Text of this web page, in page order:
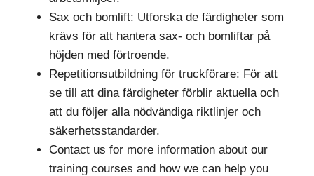
Sax och bomlift: Utforska de färdigheter som
krävs för att hantera sax- och bomliftar på
höjden med förtroende.
Repetitionsutbildning för truckförare: För att
se till att dina färdigheter förblir aktuella och
att du följer alla nödvändiga riktlinjer och
säkerhetsstandarder.
Contact us for more information about our
training courses and how we can help you